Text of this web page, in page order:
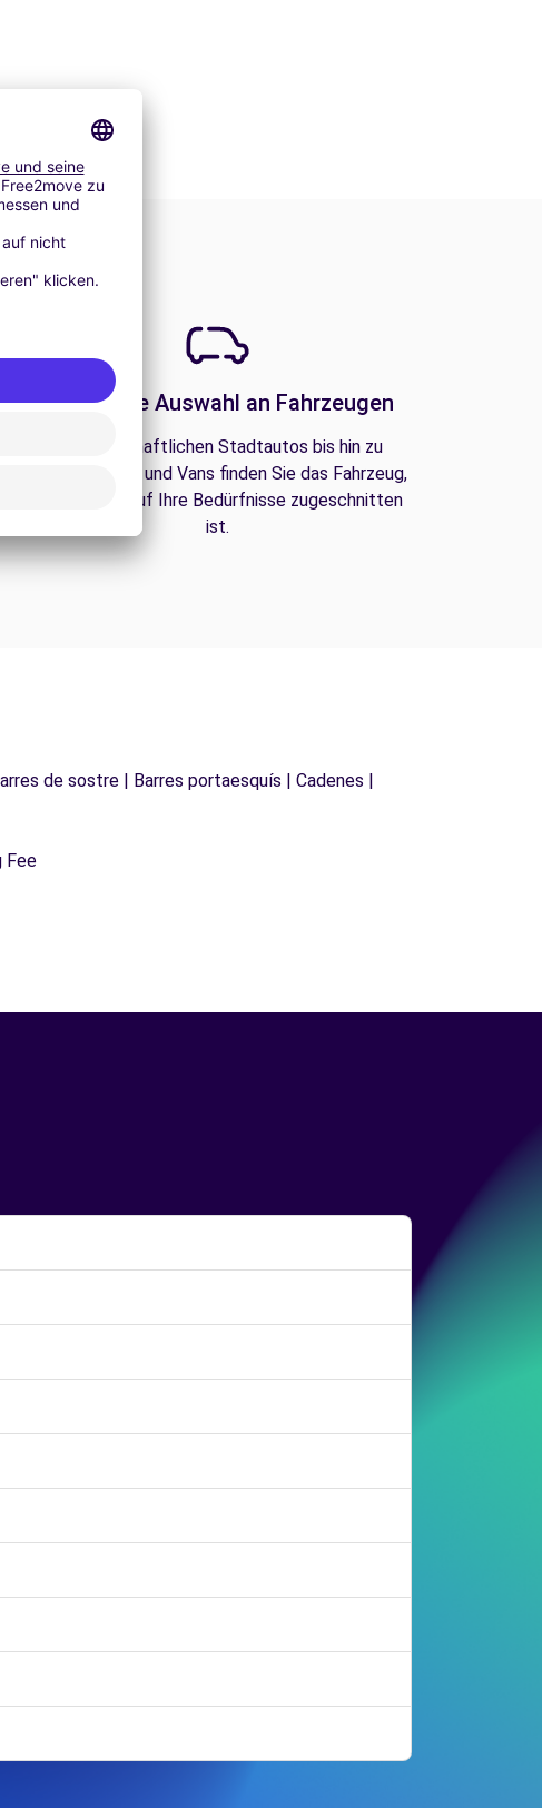
Eine große Auswahl an Fahrzeugen
Von wirtschaftlichen Stadtautos bis hin zu
Familien-SUVs und Vans finden Sie das Fahrzeug,
das perfekt auf Ihre Bedürfnisse zugeschnitten
ist.
de sostre | Barres portaesquís | Cadenes |
Fee